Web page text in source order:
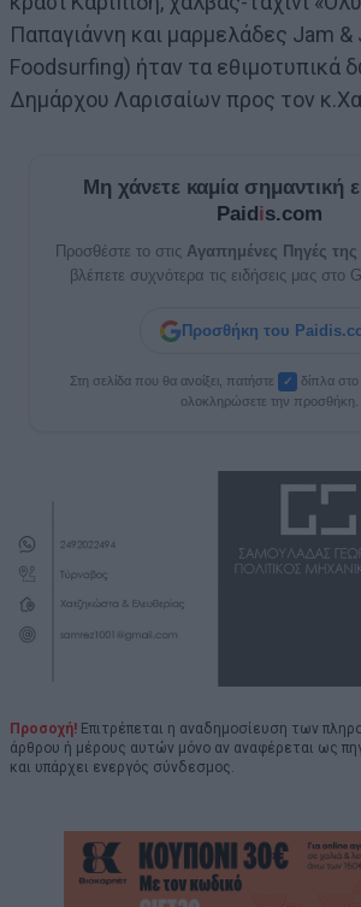
Παπαγιάννη και μαρμελάδες Jam &
Foodsurfing) ήταν τα εθιμοτυπικά
Δημάρχου Λαρισαίων προς τον
Μη χάνετε καμία σημαντική
Paid is.com
Προσθέστε το στις Αγαπημένες Πηγές
βλέπετε συχνότερα τις ειδήσεις μας στο
Προσθήκη του
Στη σελίδα που θα ανοίξει, πατήστε ✓ δίπλα στο
ολοκληρώσετε την προσθήκη.
Προσοχή! Επιτρέπεται η αναδημοσίευση των
άρθρου ή μέρους αυτών μόνο αν αναφέρεται ως
και υπάρχει ενεργός σύνδεσμος.